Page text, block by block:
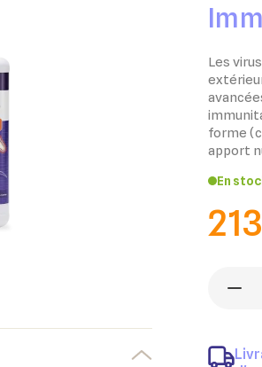
Les
forme
apport
En
-